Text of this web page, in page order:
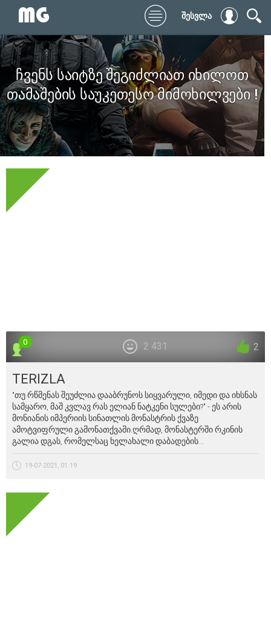
შესვლა
ჩვენს საიტზე შეგიძლიათ იხილოთ
თამაშების საუკეთესო მიმოხილვები !
2
2 431
0
TERIZLA
"თუ რწმენას შეუძლია დააბრუნოს სიყვარული, იმედი და იხსნას
სამყარო, მაშ კვლავ რას ელიან ნატკენი სულები?" - ეს არის
მონიანის იმპერიის სინათლის მონასტრის ქვაზე
ამოტვიფრული გამონათქვამი.ღრმად, მონასტერში რკინის
გალია დგას, რომელსაც ხელახალი დაბადების...
19-07-2021, 01:19